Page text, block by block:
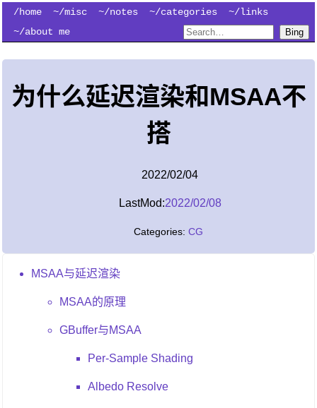
/home ~/misc ~/notes ~/categories
~/links
~/about me
Bing
为什么延迟渲染和MSAA不
搭
2022/02/04
LastMod:2022/02/08
Categories:CG
MSAA与延迟渲染
MSAA的原理
GBuffer与MSAA
Per-Sample Shading
Albedo Resolve